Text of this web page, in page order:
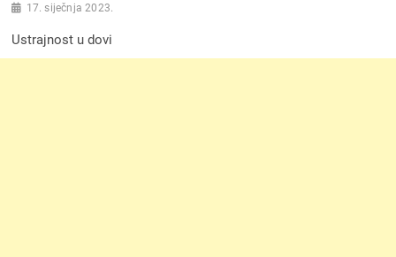
17. siječnja 2023.
Ustrajnost u dovi